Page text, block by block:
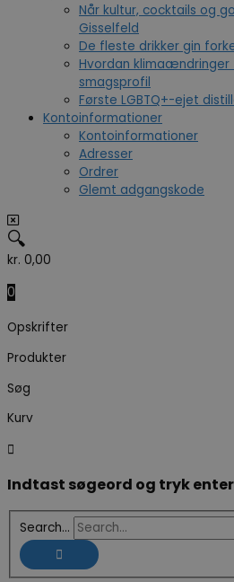
Når kultur, cocktails og
Gisselfeld
De fleste drikker gin
Hvordan klimaændringer
smagsprofil
Første LGBTQ+-ejet
Kontoinformationer
Kontoinformationer
Adresser
Ordrer
Glemt adgangskode
🔍
kr. 0,00
0
Opskrifter
Produkter
Søg
Kurv
Indtast søgeord og tryk
Search...